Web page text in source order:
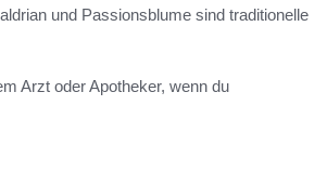
und Passionsblume sind traditionelle
Arzt oder Apotheker, wenn du